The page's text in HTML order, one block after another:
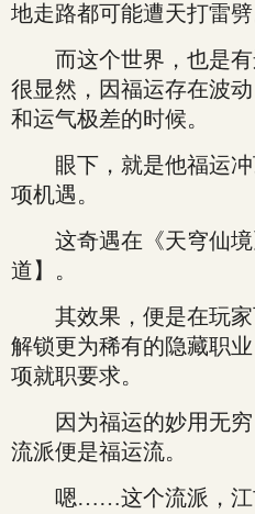
地走路都可能遭天打雷劈
而这个世界，也是有
很显然，因福运存在波
和运气极差的时候。
眼下，就是他福运冲
项机遇。
这奇遇在《天穹仙境
道】。
其效果，便是在玩家
解锁更为稀有的隐藏职
项就职要求。
因为福运的妙用无穷
流派便是福运流。
嗯……这个流派，江